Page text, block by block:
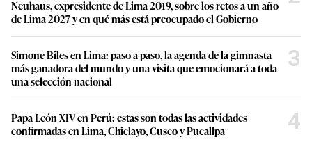
Unidad de Investigación: Hallan más de siete millones de
jeringas y medicamentos vencidos en Cenares del Minsa
5
De brigadas de seguridad urbana al rol de los militares: ¿qué se
sabe del plan de seguridad que Abelardo de la Espriella pondrá
en marcha en Colombia?